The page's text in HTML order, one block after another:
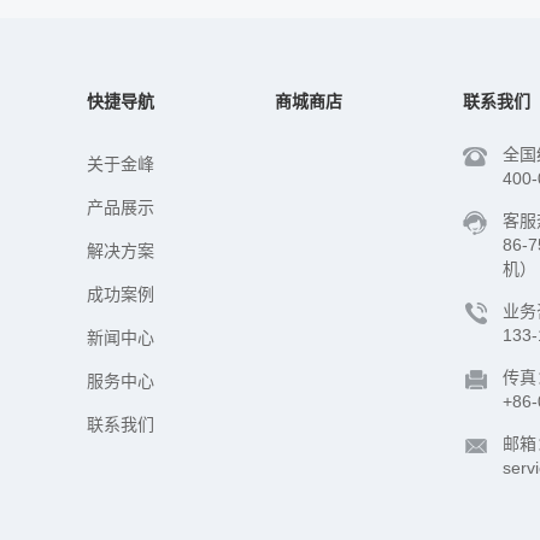
快捷导航
关于金峰
产品展示
解决方案
成功案例
新闻中心
服务中心
联系我们
商城商店 联系我们
全国
客服
86-
机）
业
传真
邮箱